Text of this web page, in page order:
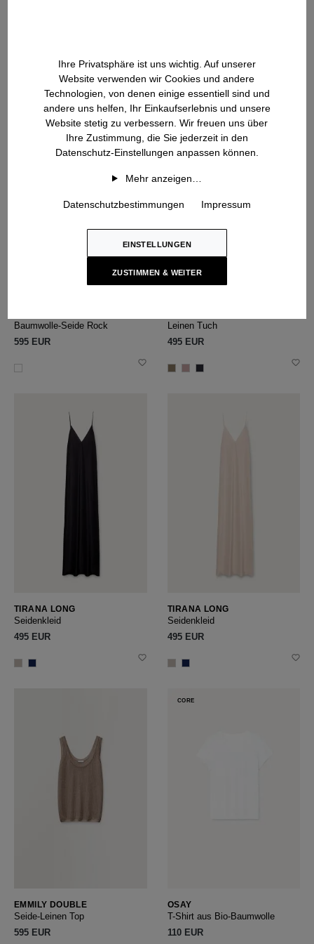
Baumwolle-Seide Rock
595 EUR
Leinen Tuch
495 EUR
TIRANA LONG
Seidenkleid
495 EUR
TIRANA LONG
Seidenkleid
495 EUR
EMMILY DOUBLE
Seide-Leinen Top
595 EUR
CORE
OSAY
T-Shirt aus Bio-Baumwolle
110 EUR
Ihre Privatsphäre ist uns wichtig. Auf unserer
Website verwenden wir Cookies und andere
Technologien, von denen einige essentiell sind und
andere uns helfen, Ihr Einkaufserlebnis und unsere
Website stetig zu verbessern. Wir freuen uns über
Ihre Zustimmung, die Sie jederzeit in den
Datenschutz-Einstellungen anpassen können.
Mehr anzeigen…
Datenschutzbestimmungen Impressum
EINSTELLUNGEN
ZUSTIMMEN & WEITER